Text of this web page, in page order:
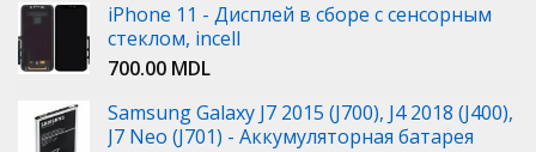
iPhone 11 - Дисплей в сборе с сенсорным
стеклом, incell
700.00 MDL
Samsung Galaxy J7 2015 (J700), J4 2018 (J400),
J7 Neo (J701) - Аккумуляторная батарея